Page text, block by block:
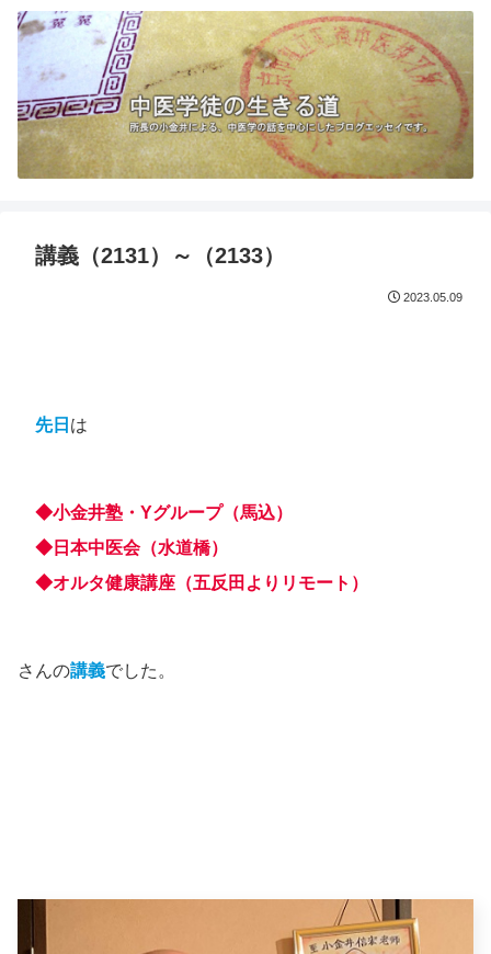
講義（2131）～（2133）
2023.05.09
先日 は
◆小金井塾・Yグループ（馬込）
◆日本中医会（水道橋）
◆オルタ健康講座（五反田よりリモート）
さんの講義でした。